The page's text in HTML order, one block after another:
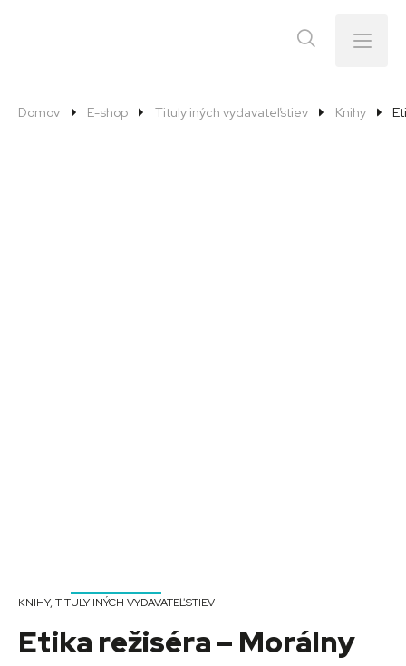
Menu
Domov E-shop Tituly iných vydavateľstiev Knihy
KNIHY, TITULY INÝCH VYDAVATEĽSTIEV
Etika režiséra – Morálny